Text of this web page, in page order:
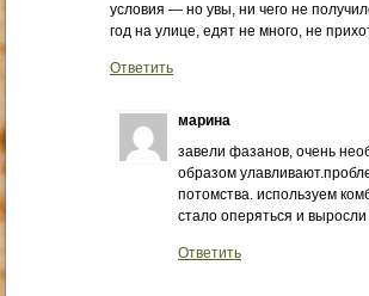
условия — но увы, ни чего не
год на улице, едят не много, не
Ответить
марина
завели фазанов, очень
образом
потомства. используем
стало оперяться и выросли
Ответить